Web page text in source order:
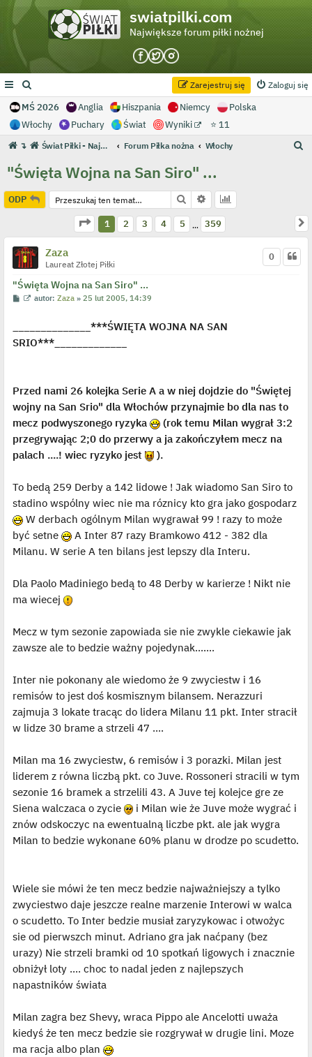
swiatpilki.com
Największe forum piłki nożnej
Zaloguj się
Zarejestruj się
MŚ 2026 Anglia Hiszpania Niemcy
Polska
Włochy
Puchary Świat Wyniki ⭐ 11
↴ Świat Piłki - Największe forum piłki nożnej Forum Piłka nożna Włochy
j
"Święta Wojna na San Siro" ...
ODP Szukaj Wyszukiwanie
Strona 1 z 359
1 2 3 4 5 … 359
Zaza
Laureat Złotej Piłki
"Święta Wojna na San Siro" ...
0
P
W
i
e
j
e
d
n
z
y
p
t
autor:Zaza »25 lut 2005, 14:39
______________***ŚWIĘTA WOJNA NA SAN
SRIO***_____________
Przed nami 26 kolejka Serie A a w niej dojdzie do "Świętej
wojny na San Srio" dla Włochów przynajmie bo dla nas to
mecz podwyszonego ryzyka
(rok temu Milan wygrał 3:2
przegrywając 2;0 do przerwy a ja zakończyłem mecz na
palach ....! wiec ryzyko jest
).
To bedą 259 Derby a 142 lidowe ! Jak wiadomo San Siro to
stadino wspólny wiec nie ma róznicy kto gra jako gospodarz
W derbach ogólnym Milan wygrawał 99 ! razy to może
być setne
A Inter 87 razy Bramkowo 412 - 382 dla
Milanu. W serie A ten bilans jest lepszy dla Interu.
Dla Paolo Madiniego bedą to 48 Derby w karierze ! Nikt nie
ma wiecej
Mecz w tym sezonie zapowiada sie nie zwykle ciekawie jak
zawsze ale to bedzie ważny pojedynak.......
Inter nie pokonany ale wiedomo że 9 zwyciestw i 16
remisów to jest doś kosmisznym bilansem. Nerazzuri
zajmuja 3 lokate tracąc do lidera Milanu 11 pkt. Inter stracił
w lidze 30 brame a strzeli 47 ....
Milan ma 16 zwyciestw, 6 remisów i 3 porazki. Milan jest
liderem z równa liczbą pkt. co Juve. Rossoneri stracili w tym
sezonie 16 bramek a strzelili 43. A Juve tej kolejce gre ze
Siena walczaca o zycie
i Milan wie że Juve może wygrać i
znów odskoczyc na ewentualną liczbe pkt. ale jak wygra
Milan to bedzie wykonane 60% planu w drodze po scudetto.
Wiele sie mówi że ten mecz bedzie najważniejszy a tylko
zwyciestwo daje jeszcze realne marzenie Interowi w walca
o scudetto. To Inter bedzie musiał zaryzykowac i otwożyc
sie od pierwszch minut. Adriano gra jak naćpany (bez
urazy) Nie strzeli bramki od 10 spotkań ligowych i znacznie
obniżył loty .... choc to nadal jeden z najlepszych
napastników świata
Milan zagra bez Shevy, wraca Pippo ale Ancelotti uważa
kiedyś że ten mecz bedzie sie rozgrywał w drugie lini. Moze
ma racja albo plan